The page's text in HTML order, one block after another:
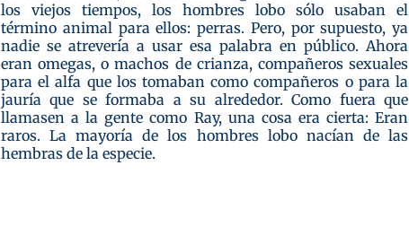
los viejos tiempos, los hombres lobo sólo usaban el
término animal para ellos: perras. Pero, por supuesto, ya
nadie se atrevería a usar esa palabra en público. Ahora
eran omegas, o machos de crianza, compañeros sexuales
para el alfa que los tomaban como compañeros o para la
jauría que se formaba a su alrededor. Como fuera que
llamasen a la gente como Ray, una cosa era cierta: Eran
raros. La mayoría de los hombres lobo nacían de las
hembras de la especie.